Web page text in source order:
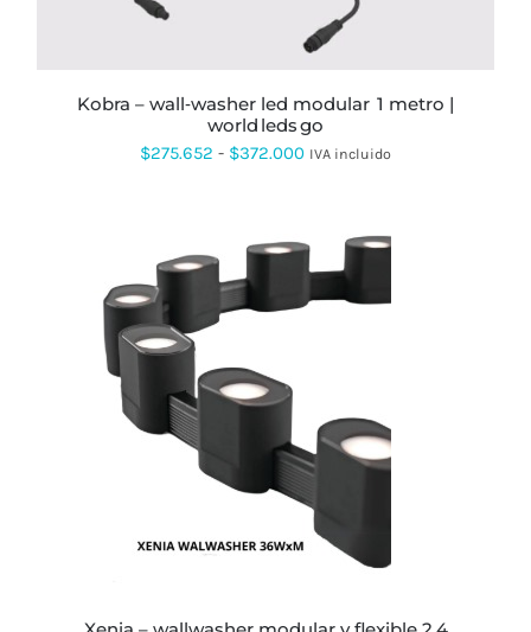
VARIANTES.
PUEDEN
ELEGIR
EN
PRODUCTO
kobra – wall‑washer led modular 1 metro |
world leds go
$275.652 - $372.000Rango
desde
$275.652
IVA incluido
ESTE
PRODUCTO
MÚLTIPLES
VARIANTES.
SE
EN